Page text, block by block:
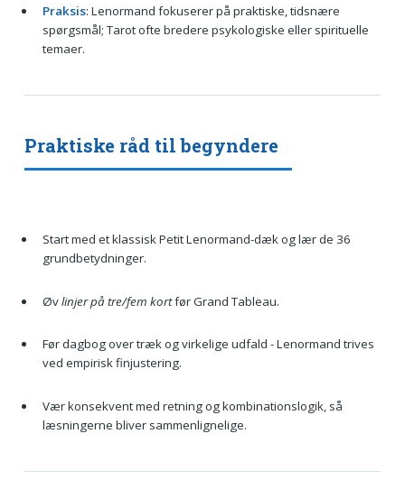
Praksis: Lenormand fokuserer på praktiske, tidsnære
spørgsmål; Tarot ofte bredere psykologiske eller spirituelle
temaer.
Praktiske råd til begyndere
Start med et klassisk Petit Lenormand-dæk og lær de 36
grundbetydninger.
Øvlinjer på tre/fem kortfør Grand Tableau.
Før dagbog over træk og virkelige udfald - Lenormand trives
ved empirisk finjustering.
Vær konsekvent med retning og kombinationslogik, så
læsningerne bliver sammenlignelige.